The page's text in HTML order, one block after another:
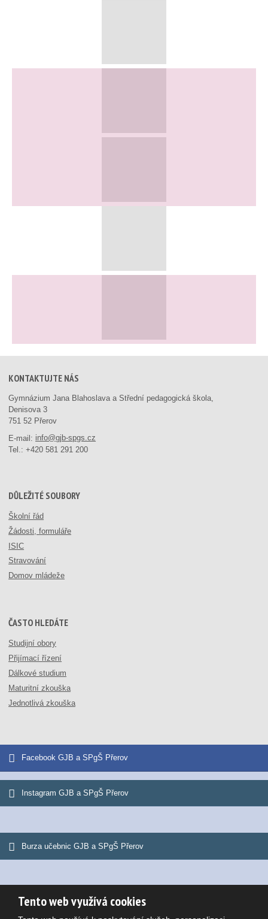
KONTAKTUJTE NÁS
Gymnázium Jana Blahoslava a Střední pedagogická škola,
Denisova 3
751 52 Přerov
E-mail: info@gjb-spgs.cz
Tel.:+420 581 291 200
DŮLEŽITÉ SOUBORY
Školní řád
Žádosti, formuláře
ISIC
Stravování
Domov mládeže
ČASTO HLEDÁTE
Studijní obory
Přijímací řízení
Dálkové studium
Maturitní zkouška
Jednotlivá zkouška
Facebook GJB a SPgŠ Přerov
Instagram GJB a SPgŠ Přerov
Burza učebnic GJB a SPgŠ Přerov
Tento web využívá cookies